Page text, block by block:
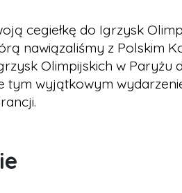
cegiełkę do Igrzysk
nawiązaliśmy z Polskim
Olimpijskich w Paryżu
tym wyjątkowym